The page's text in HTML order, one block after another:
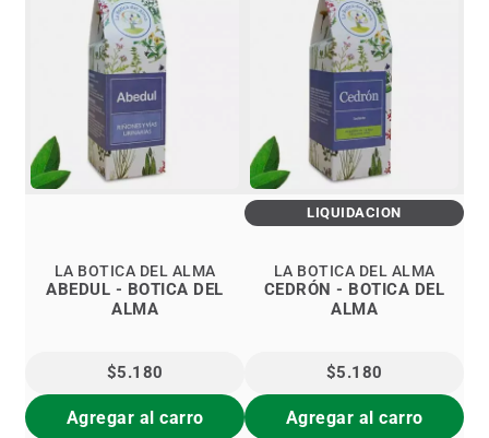
ABEDUL - BOTICA DEL
ALMA
LA BOTICA DEL ALMA
$5.180
Agregar al carro
LIQUIDACIÓN
CEDRÓN - BOTICA DEL
ALMA
LA BOTICA DEL ALMA
$5.180
Agregar al carro